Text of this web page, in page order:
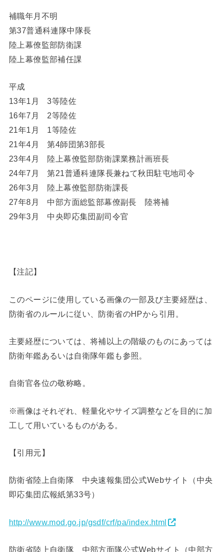
補職年月不明
第37普通科連隊中隊長
陸上幕僚監部防衛課
陸上幕僚監部補任課
平成
13年1月 3等陸佐
16年7月 2等陸佐
21年1月 1等陸佐
21年4月 第4師団第3部長
23年4月 陸上幕僚監部防衛課業務計画班長
24年7月 第21普通科連隊長兼ねて秋田駐屯地司令
26年3月 陸上幕僚監部防衛課長
27年8月 中部方面総監部幕僚副長 陸将補
29年3月 中央即応集団副司令官
【注記】
このページに使用している画像の一部及び主要経歴は、
防衛省のルールに従い、防衛省のHPから引用。
主要経歴については、将補以上の階級のものにあっては
防衛年鑑あるいは自衛隊年鑑も参照。
自衛官各位の敬称略。
※画像はそれぞれ、軽量化やサイズ調整などを目的に加
工して用いているものがある。
【引用元】
防衛省陸上自衛隊 中央速報集団公式Webサイト（中央
即応集団広報紙第33号）
http://www.mod.go.jp/gsdf/crf/pa/index.html
防衛省陸上自衛隊 中部方面隊公式Webサイト（中部方